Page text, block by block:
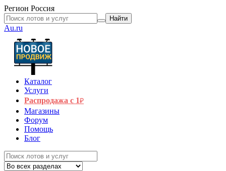
Регион Россия
Найти
Au.ru
Каталог
Услуги
Распродажа с 1₽
Магазины
Форум
Помощь
Блог